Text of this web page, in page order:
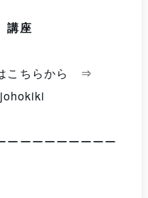
講座
はこちらから ⇒
ーーーーーーーーー